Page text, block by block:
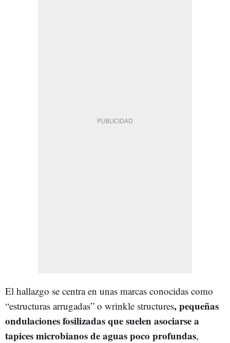
El hallazgo se centra en unas marcas conocidas como
“estructuras arrugadas” o wrinkle structures, pequeñas
ondulaciones fosilizadas que suelen asociarse a
tapices microbianos de aguas poco profundas,